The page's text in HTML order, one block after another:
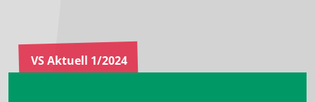
VS Aktuell 1/2024